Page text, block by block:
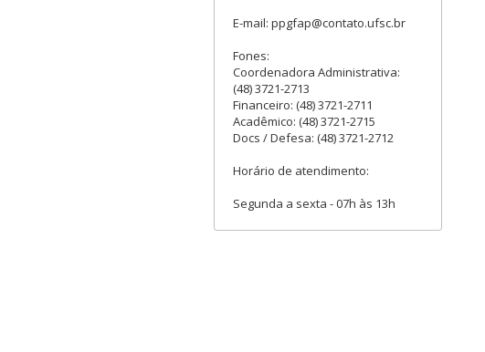
E-mail: ppgfap@contato.ufsc.br
Fones:
Coordenadora Administrativa:
(48) 3721-2713
Financeiro: (48) 3721-2711
Acadêmico: (48) 3721-2715
Docs / Defesa: (48) 3721-2712
Horário de atendimento:
Segunda a sexta - 07h às 13h